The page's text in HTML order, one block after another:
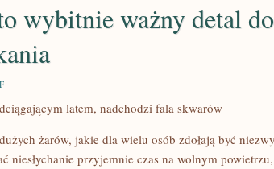
wybitnie ważny detal
ON
TO
WYBITNIE
DETAL
DOMU
latem, nadchodzi fala skwarów
żarów, jakie dla wielu osób zdołają być
niesłychanie przyjemnie czas na wolnym